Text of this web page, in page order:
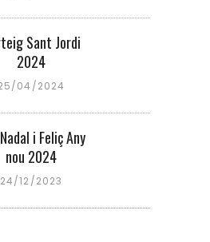
Sant Jordi
2024
04/2024
i Feliç Any
nou 2024
24/12/2023